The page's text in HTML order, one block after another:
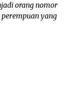
orang nomor
perempuan yang